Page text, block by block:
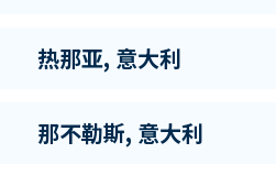
热那亚, 意大利
那不勒斯, 意大利